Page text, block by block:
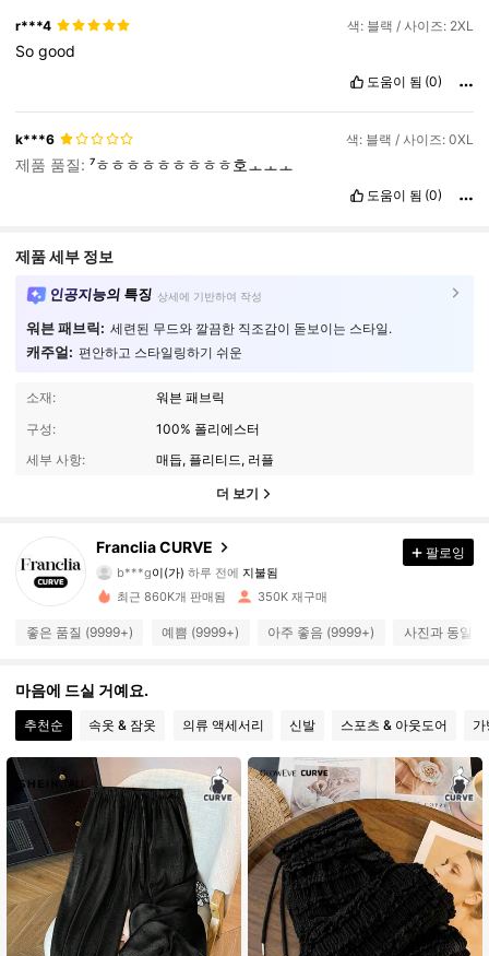
r***4 색: 블랙 / 사이즈: 2XL
Sogood
도움이 됨 (0)
k***6 색: 블랙 / 사이즈: 0XL
제품 품질:⁷ㅎㅎㅎㅎㅎㅎㅎㅎㅎ호ㅗㅗㅗ
도움이 됨 (0)
제품 세부 정보
인공지능의 특징 상세에 기반하여 작성
워븐 패브릭: 세련된 무드와 깔끔한 직조감이 돋보이는 스타일.
캐주얼: 편안하고 스타일링하기 쉬운
소재:
워븐 패브릭
구성:
100% 폴리에스터
세부 사항:
매듭, 플리티드, 러플
더 보기
Franclia CURVE
4.84
174K 팔로워
b***g이(가)하루 전에
p***4다음10분 전에
4.84 174K 팔로워
4.84 174K 팔로워
4.84 174K 팔로워
4.84 174K 팔로워
팔로잉
최근 860K개 판매됨 350K 재구매
좋은 품질 (9999+) 예쁨 (9999+) 아주 좋음 (9999+) 사진과 동일
마음에 드실 거예요.
추천순 속옷 & 잠옷 의류 액세서리 신발 스포츠 & 아웃도어